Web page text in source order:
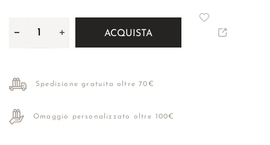
ACQUISTA
Spedizione gratuita oltre 70€
Omaggio personalizzato oltre 100€